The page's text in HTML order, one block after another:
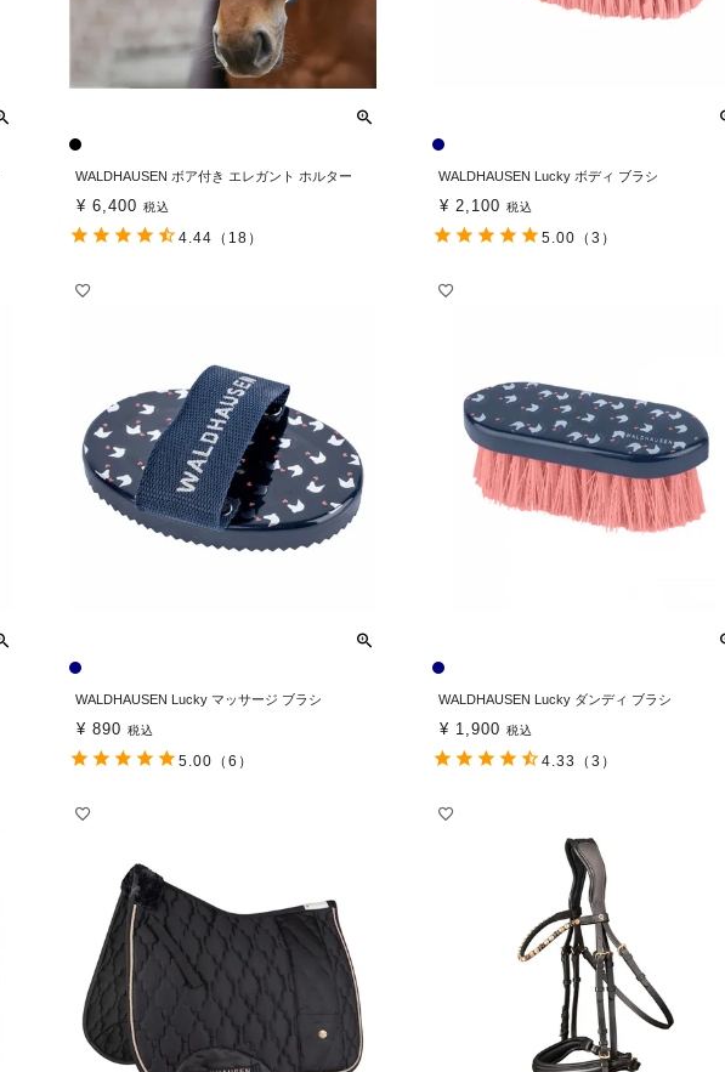
WALDHAUSEN ボア付き エレガント ホルター
¥ 6,400 税込
4.44 （18）
WALDHAUSEN Lucky ボディ ブラシ
¥ 2,100 税込
5.00 （3）
WALDHAUSEN Lucky マッサージ ブラシ
¥ 890 税込
5.00 （6）
WALDHAUSEN Lucky ダンディ ブラシ
¥ 1,900 税込
4.33 （3）